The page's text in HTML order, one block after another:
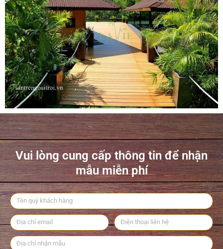
Vui lòng cung cấp thông tin để nhận
mẫu miễn phí